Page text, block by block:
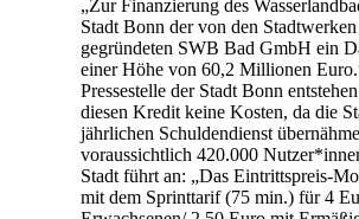
„Zur Finanzierung des
Stadt Bonn der von den
gegründeten SWB Bad GmbH ein
einer Höhe von 60,2 Millionen
Pressestelle der Stadt Bonn
diesen Kredit keine Kosten, da die
jährlichen Schuldendienst
voraussichtlich 420.000
Stadt führt an: „Das Eintrittspreis-
mit dem Sprinttarif (75 min.) für 4